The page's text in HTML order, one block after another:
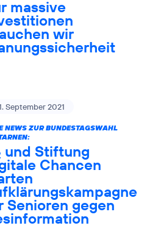
massive
wir
September 2021
NEWS ZUR BUNDESTAGSWAHL
und Stiftung
Chancen
Senioren gegen